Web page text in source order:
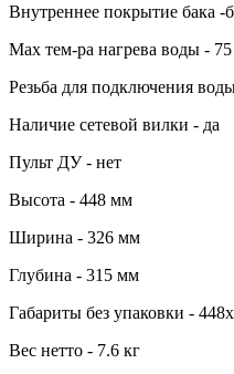
Внутреннее покрытие бака -
Мах тем-ра нагрева воды -
Резьба для подключения
Наличие сетевой вилки - да
Пульт ДУ - нет
Высота - 448 мм
Ширина - 326 мм
Глубина - 315 мм
Габариты без упаковки -
Вес нетто - 7.6 кг